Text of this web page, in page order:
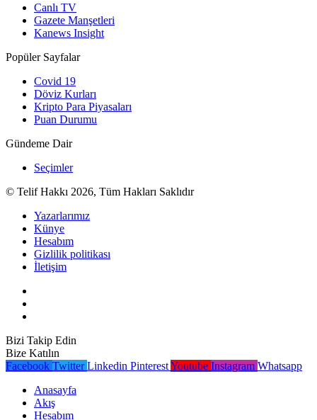
Canlı TV
Gazete Manşetleri
Kanews Insight
Popüler Sayfalar
Covid 19
Döviz Kurları
Kripto Para Piyasaları
Puan Durumu
Gündeme Dair
Seçimler
© Telif Hakkı 2026, Tüm Hakları Saklıdır
Yazarlarımız
Künye
Hesabım
Gizlilik politikası
İletişim
Bizi Takip Edin
Bize Katılın
Facebook Twitter Linkedin PinterestYoutube Instagram Whatsapp
Anasayfa
Akış
Hesabım